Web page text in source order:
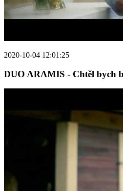
2020-10-04 12:01:25
DUO ARAMIS - Chtěl bych